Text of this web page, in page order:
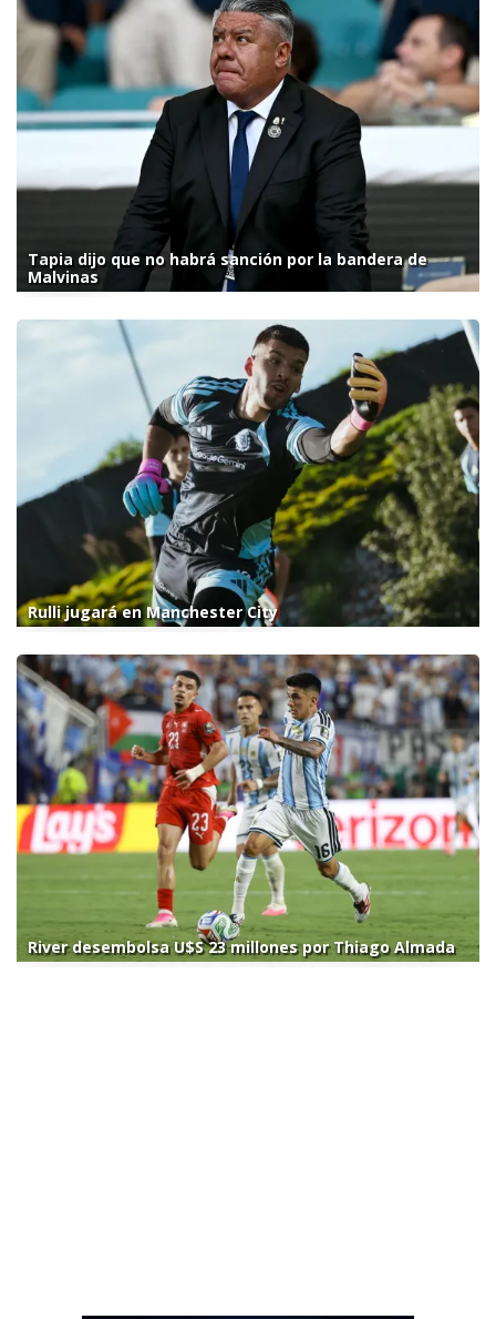
Tapia dijo que no habrá sanción por la bandera de
Malvinas
Rulli jugará en Manchester City
River desembolsa U$S 23 millones por Thiago Almada